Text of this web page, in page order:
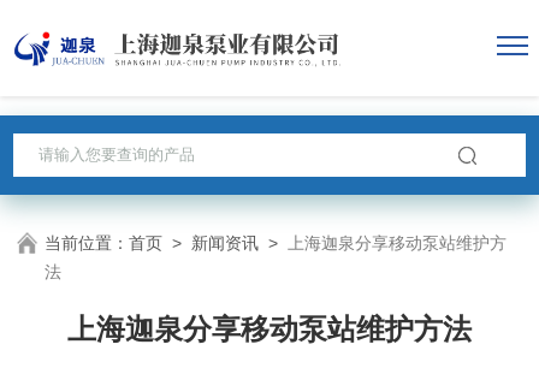
当前位置：首页 > 新闻资讯 >
上海迦泉分享移动泵站维护方
法
上海迦泉分享移动泵站维护方法